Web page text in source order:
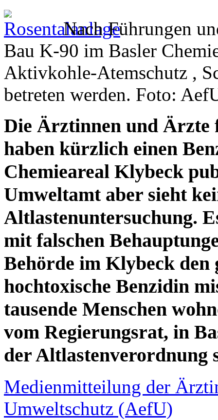
Nach Führungen
Bau K-90 im Basler
Aktivkohle-Atemschutz ,
betreten werden. Foto:
Die Ärztinnen und Ärzte
haben kürzlich einen
Chemieareal Klybeck
Umweltamt aber sieht
Altlastenuntersuchung.
mit falschen
Behörde im Klybeck den
hochtoxische Benzidin
tausende Menschen
vom Regierungsrat, in
der Altlastenverordnung
Medienmitteilung der
Umweltschutz (AefU)